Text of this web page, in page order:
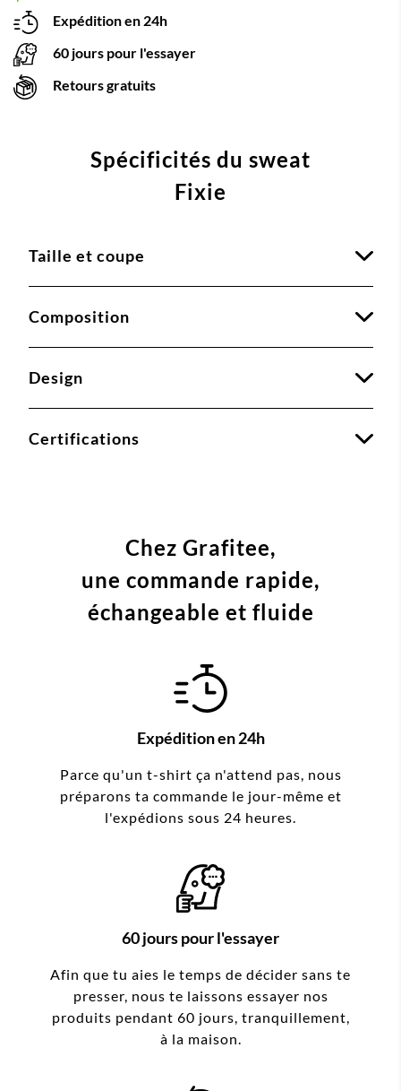
Expédition en 24h
60 jours pour l'essayer
Retours gratuits
Spécificités du sweat
Fixie
Taille et coupe
Composition
Design
Certifications
Chez Grafitee,
une commande rapide,
échangeable et fluide
Expédition en 24h
Parce qu'un t-shirt ça n'attend pas, nous
préparons ta commande le jour-même et
l'expédions sous 24 heures.
60 jours pour l'essayer
Afin que tu aies le temps de décider sans te
presser, nous te laissons essayer nos
produits pendant 60 jours, tranquillement,
à la maison.